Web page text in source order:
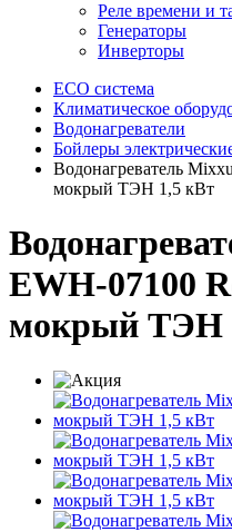
Реле времени и
Генераторы
Инверторы
ECO система
Климатическое
Водонагреватели
Бойлеры
Водонагреватель
мокрый ТЭН 1,5 кВт
EWH-07100
мокрый ТЭН